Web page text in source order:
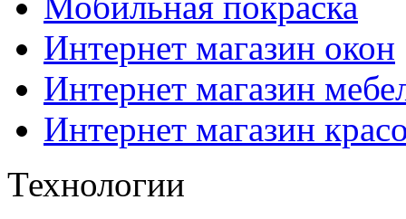
Интернет магазин окон
Интернет магазин
Интернет магазин
Технологии